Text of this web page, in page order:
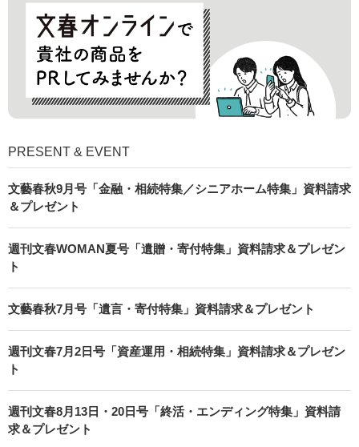
PRESENT & EVENT
文藝春秋9月号「金融・相続特集／シニアホーム特集」資料請求
＆プレゼント
週刊文春WOMAN夏号「遺贈・寄付特集」資料請求＆プレゼン
ト
文藝春秋7月号「遺言・寄付特集」資料請求＆プレゼント
週刊文春7月2日号「資産運用・相続特集」資料請求＆プレゼン
ト
週刊文春8月13日・20日号「終活・エンディング特集」資料請
求＆プレゼント